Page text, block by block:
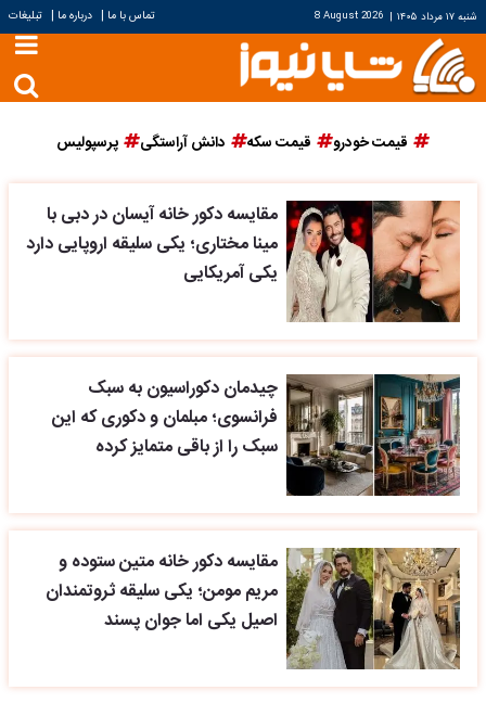
شنبه ۱۷ مرداد ۱۴۰۵ |
8 August 2026 تماس با ما | درباره ما | تبلیغات
قیمت خودرو قیمت سکه دانش آراستگی پرسپولیس
مقایسه دکور خانه آیسان در دبی با
مینا مختاری؛ یکی سلیقه اروپایی دارد
یکی آمریکایی
چیدمان دکوراسیون به سبک
فرانسوی؛ مبلمان و دکوری که این
سبک را از باقی متمایز کرده
مقایسه دکور خانه متین ستوده و
مریم مومن؛ یکی سلیقه ثروتمندان
اصیل یکی اما جوان پسند